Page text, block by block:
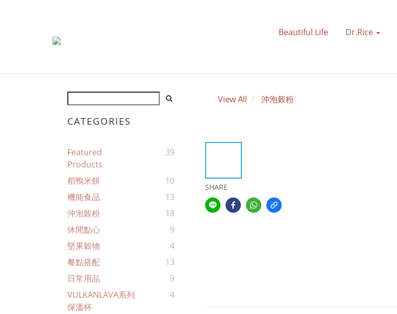
Beautiful Life Dr.Rice
CATEGORIES
Featured
Products
39
稻鴨米餅
10
機能食品
13
沖泡榖粉
18
休閒點心
9
堅果穀物
4
餐點搭配
13
日常用品
9
VULKANLAVA系列
保溫杯
4
View All 沖泡榖粉
SHARE